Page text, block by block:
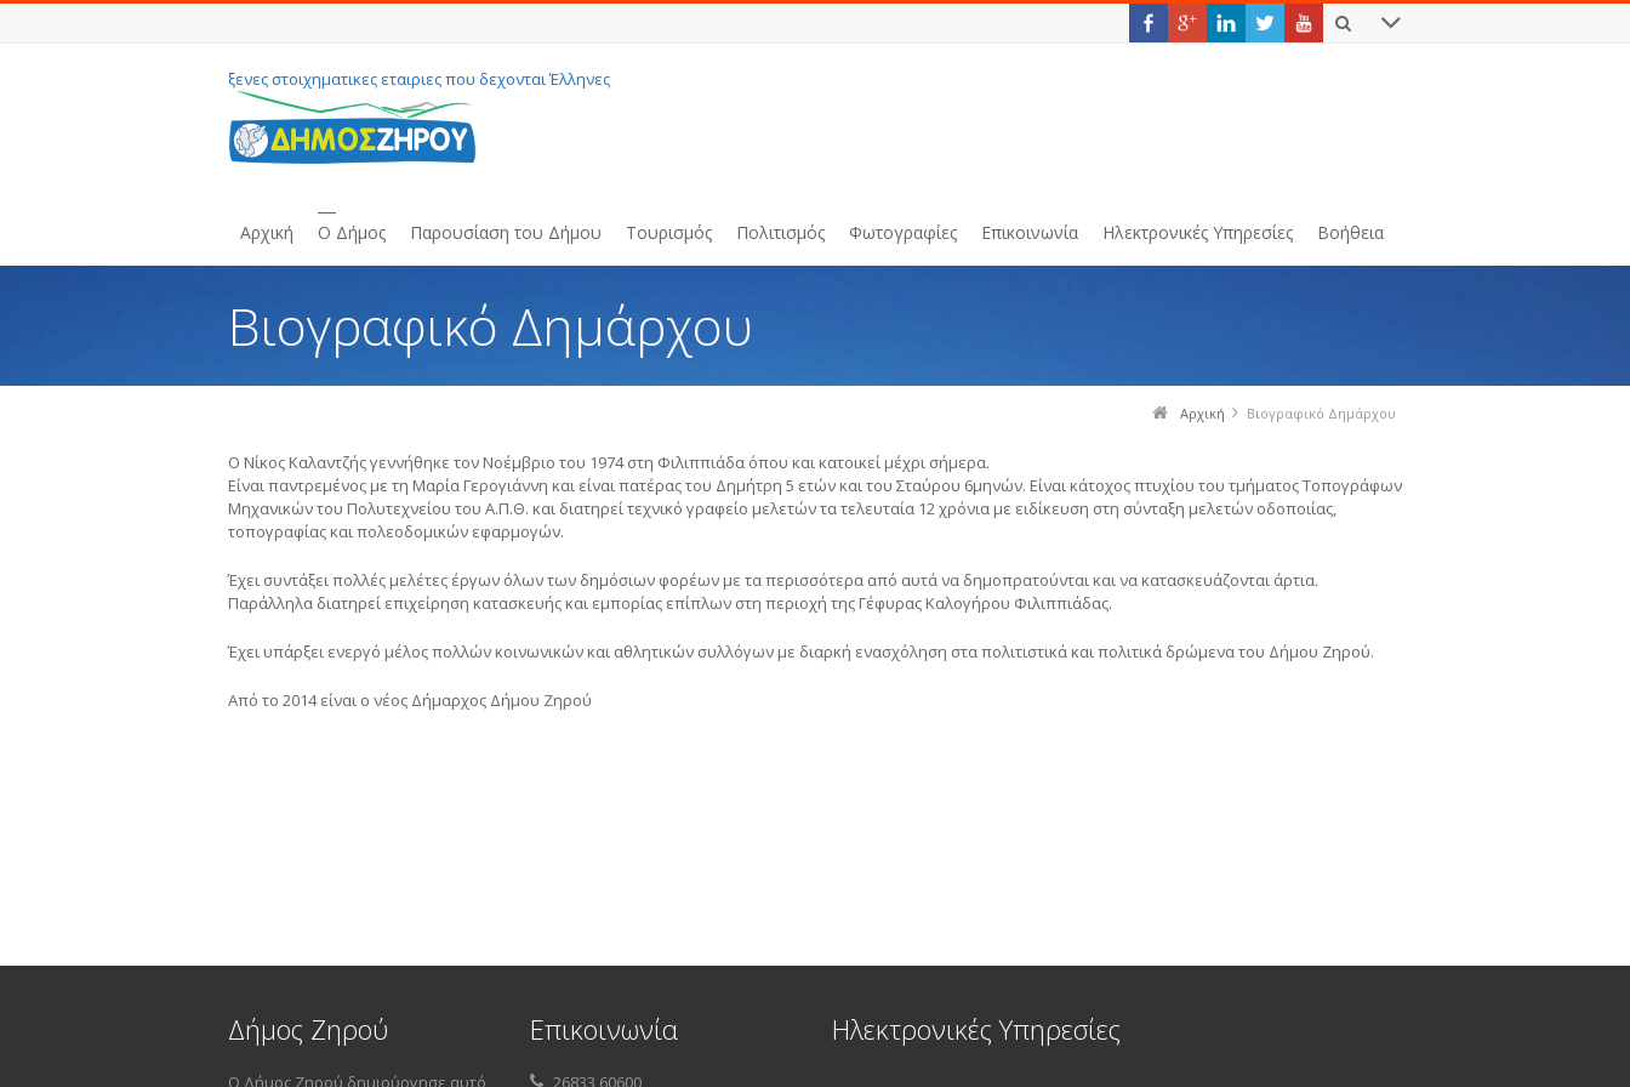
ξενες στοιχηματικες εταιριες που δεχονται Έλληνες
Αρχική Ο Δήμος Παρουσίαση του Δήμου Τουρισμός Πολιτισμός Φωτογραφίες Επικοινωνία Ηλεκτρονικές Υπηρεσίες Βοήθεια
Βιογραφικό Δημάρχου
Αρχική Βιογραφικό Δημάρχου
Ο Νίκος Καλαντζής γεννήθηκε τον Νοέμβριο του 1974 στη Φιλιππιάδα όπου και κατοικεί μέχρι σήμερα.
Είναι παντρεμένος με τη Μαρία Γερογιάννη και είναι πατέρας του Δημήτρη 5 ετών και του Σταύρου 6μηνών. Είναι κάτοχος πτυχίου του τμήματος Τοπογράφων
Μηχανικών του Πολυτεχνείου του Α.Π.Θ. και διατηρεί τεχνικό γραφείο μελετών τα τελευταία 12 χρόνια με ειδίκευση στη σύνταξη μελετών οδοποιίας,
τοπογραφίας και πολεοδομικών εφαρμογών.
Έχει συντάξει πολλές μελέτες έργων όλων των δημόσιων φορέων με τα περισσότερα από αυτά να δημοπρατούνται και να κατασκευάζονται άρτια.
Παράλληλα διατηρεί επιχείρηση κατασκευής και εμπορίας επίπλων στη περιοχή της Γέφυρας Καλογήρου Φιλιππιάδας.
Έχει υπάρξει ενεργό μέλος πολλών κοινωνικών και αθλητικών συλλόγων με διαρκή ενασχόληση στα πολιτιστικά και πολιτικά δρώμενα του Δήμου Ζηρού.
Από το 2014 είναι ο νέος Δήμαρχος Δήμου Ζηρού
Δήμος Ζηρού
Ο Δήμος Ζηρού δημιούργησε αυτό
Επικοινωνία
26833 60600
Ηλεκτρονικές Υπηρεσίες